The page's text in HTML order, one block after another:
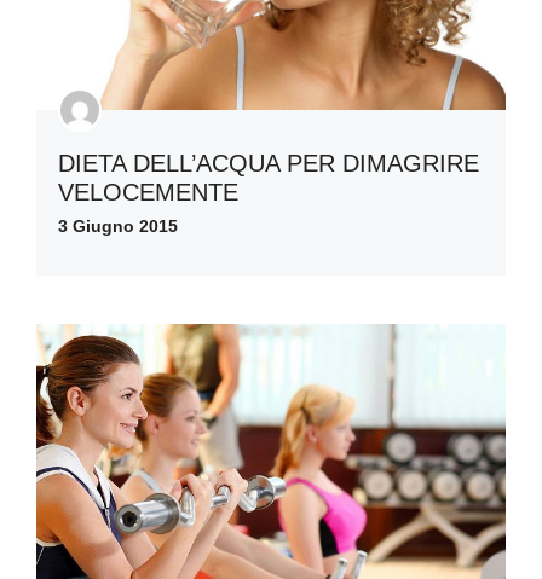
DIETA DELL’ACQUA PER DIMAGRIRE
VELOCEMENTE
3 Giugno 2015